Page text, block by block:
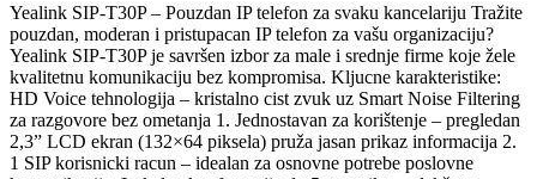
Yealink SIP-T30P – Pouzdan IP telefon za svaku kancelariju Tražite
pouzdan, moderan i pristupacan IP telefon za vašu organizaciju?
Yealink SIP-T30P je savršen izbor za male i srednje firme koje žele
kvalitetnu komunikaciju bez kompromisa. Kljucne karakteristike:
HD Voice tehnologija – kristalno cist zvuk uz Smart Noise Filtering
za razgovore bez ometanja 1. Jednostavan za korištenje – pregledan
2,3” LCD ekran (132×64 piksela) pruža jasan prikaz informacija 2.
1 SIP korisnicki racun – idealan za osnovne potrebe poslovne